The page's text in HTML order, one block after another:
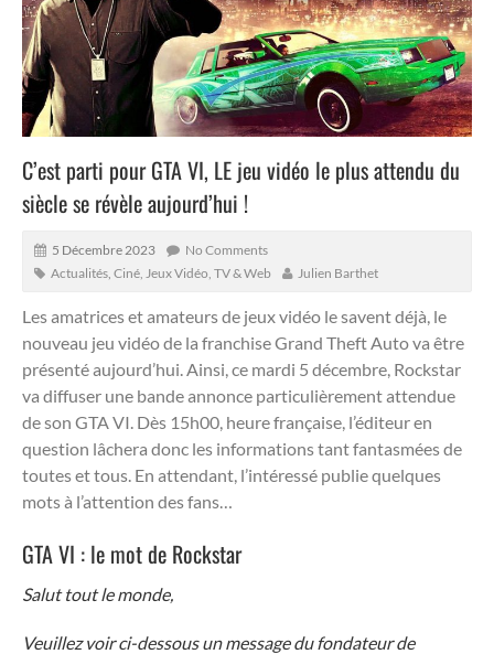
C’est parti pour GTA VI, LE jeu vidéo le plus attendu du
siècle se révèle aujourd’hui !
5 Décembre 2023
No Comments
Actualités Ciné, Jeux Vidéo, TV & Web Julien Barthet
Les amatrices et amateurs de jeux vidéo le savent déjà, le
nouveau jeu vidéo de la franchise Grand Theft Auto va être
présenté aujourd’hui.Ainsi, ce mardi 5 décembre, Rockstar
va diffuser une bande annonce particulièrement attendue
de son GTA VI. Dès 15h00, heure française, l’éditeur en
question lâchera donc les informations tant fantasmées de
toutes et tous. En attendant, l’intéressé publie quelques
mots à l’attention des fans…
GTA VI : le mot de Rockstar
Salut tout le monde,
Veuillez voir ci-dessous un message du fondateur de